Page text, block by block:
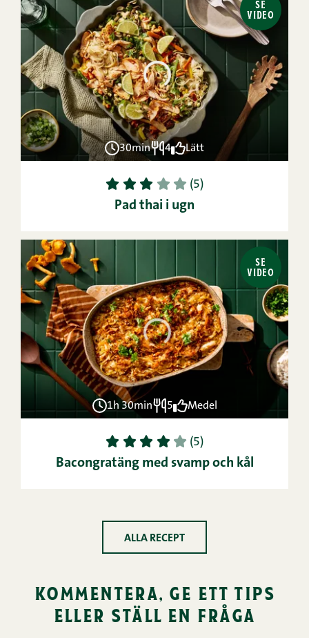
SE
VIDEO
30min 4 Lätt
1 2 3 4 5 (5)
Pad thai i ugn
SE
VIDEO
1h 30min 5 Medel
1 2 3 4 5 (5)
Bacongratäng med svamp och kål
ALLA RECEPT
kommentera, ge ett tips
eller ställ en fråga